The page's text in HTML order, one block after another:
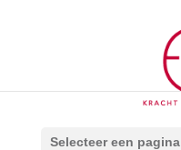
Selecteer een pagina